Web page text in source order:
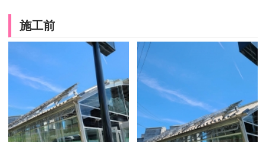
施工前